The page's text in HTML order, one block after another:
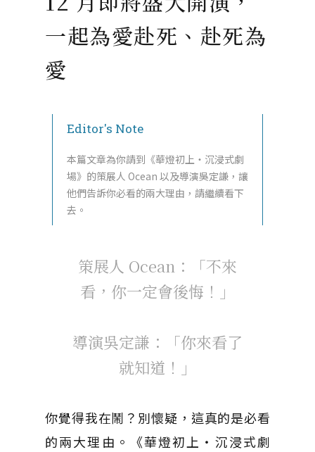
一起為愛赴死、赴死為
愛
Editor's Note
本篇文章為你請到《華燈初上・沉浸式劇
場》的策展人 Ocean 以及導演吳定謙，讓
他們告訴你必看的兩大理由，請繼續看下
去。
策展人 Ocean ：「不來
看，你一定會後悔！」
導演吳定謙：「你來看了
就知道！」
你覺得我在鬧？別懷疑，這真的是必看
的兩大理由。《華燈初上・沉浸式劇